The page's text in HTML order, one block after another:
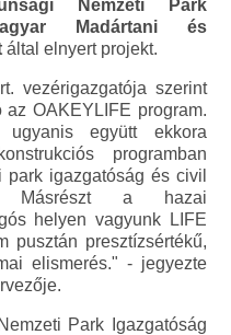
Nemzeti Park
Madártani és
által elnyert projekt.
vezérigazgatója szerint
OAKEYLIFE program.
ugyanis együtt ekkora
programban
igazgatóság és civil
Másrészt a hazai
helyen vagyunk LIFE
pusztán presztízsértékű,
elismerés." - jegyezte
Park Igazgatóság